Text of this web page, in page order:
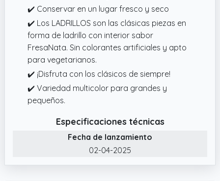
ladrillos rojos reales, con un aspecto rojo
brillante y detalles de agujeros realistas,
reproduciendo en gran medida la textura y
la forma de los ladrillos rojos, y cada ladrillo
está finamente esculpido para dar un
aspecto natural y rústico
✔️ Conservar en un lugar fresco y seco
✔️ Los LADRILLOS son las clásicas piezas en
forma de ladrillo con interior sabor
FresaNata. Sin colorantes artificiales y apto
para vegetarianos.
✔️ ¡Disfruta con los clásicos de siempre!
✔️ Variedad multicolor para grandes y
pequeños.
Especificaciones técnicas
Fecha de lanzamiento
02-04-2025